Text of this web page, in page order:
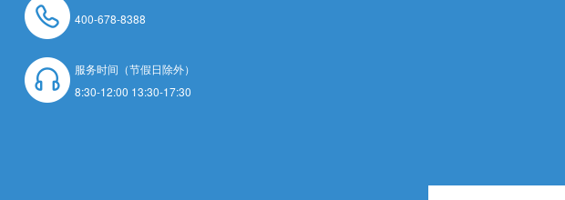
400-678-8388
服务时间（节假日除外）
8:30-12:00 13:30-17:30